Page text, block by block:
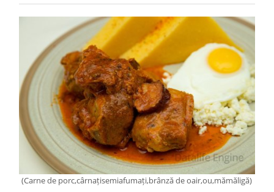
(Carne de porc,cârnațisemiafumați,brânză de oair,ou,mămăligă)